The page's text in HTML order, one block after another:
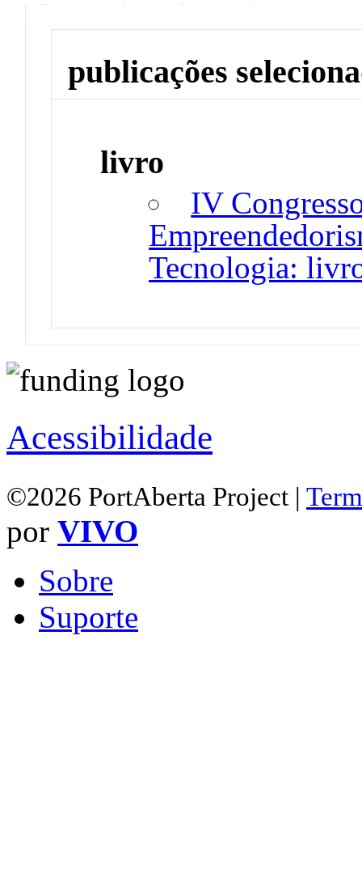
publicações
livro
IV
Tecnologia:
Acessibilidade
©2026 PortAberta Project |
por VIVO
Sobre
Suporte